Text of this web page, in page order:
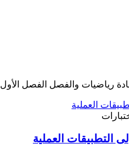
رياضيات والفصل الفصل الأول
التطبيقات العملية